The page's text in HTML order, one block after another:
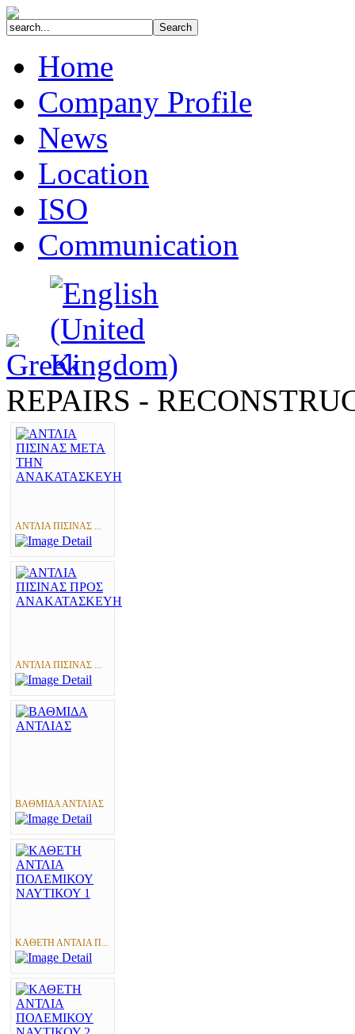
Home
Company Profile
News
Location
ISO
Communication
REPAIRS -
ΑΝΤΛΙΑ ΠΙΣΙΝΑΣ ...
ΑΝΤΛΙΑ ΠΙΣΙΝΑΣ ...
ΒΑΘΜΙΔΑ ΑΝΤΛΙΑΣ
ΚΑΘΕΤΗ ΑΝΤΛΙΑ Π...